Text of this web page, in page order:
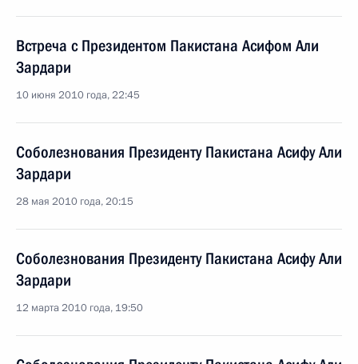
Встреча с Президентом Пакистана Асифом Али
Зардари
10 июня 2010 года, 22:45
Соболезнования Президенту Пакистана Асифу Али
Зардари
28 мая 2010 года, 20:15
Соболезнования Президенту Пакистана Асифу Али
Зардари
12 марта 2010 года, 19:50